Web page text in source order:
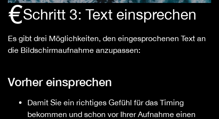
Schritt 3: Text einsprechen
Es gibt drei Möglichkeiten, den eingesprochenen Text an
die Bildschirmaufnahme anzupassen:
Vorher einsprechen
Damit Sie ein richtiges Gefühl für das Timing
bekommen und schon vor Ihrer Aufnahme einen